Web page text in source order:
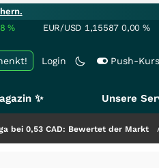
% EUR/USD 1,15587 0,00 %
Login Push-
✨ Unsere
CAD: Bewertet der Markt noch